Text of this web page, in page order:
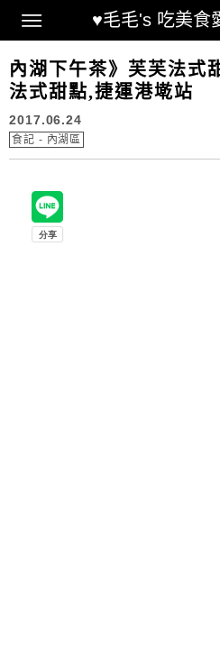
♥毛毛's 吃美食
Main Menu
內湖下午茶》芙芙法式
法式甜點,捷運港墘站
2017.06.24
食記 - 內湖區